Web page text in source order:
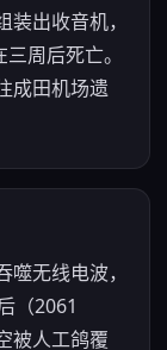
出收音机，
周后死亡。
成田机场遗
无线电波，
（2061
被人工鸽覆